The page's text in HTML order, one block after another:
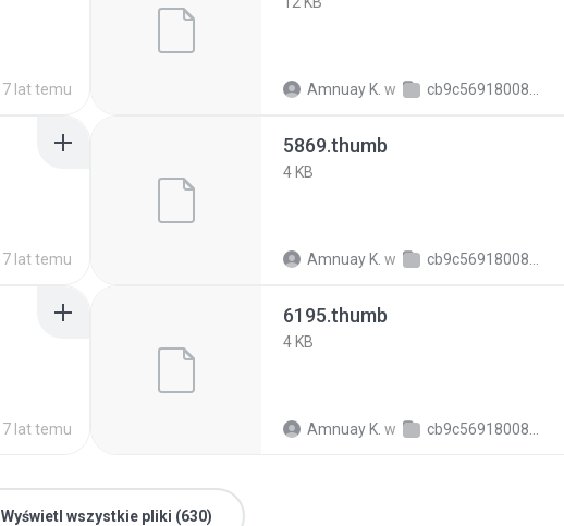
7 lat temu Amnuay K. w cb9c56918008c154c6e6c45f2b23b86b5
7 lat temu
5869.thumb
4 KB
Amnuay K. w cb9c56918008c154c6e6c45f2b23b86b5
7 lat temu
6195.thumb
4 KB
Amnuay K. w cb9c56918008c154c6e6c45f2b23b86b5
Wyświetl wszystkie pliki (630)